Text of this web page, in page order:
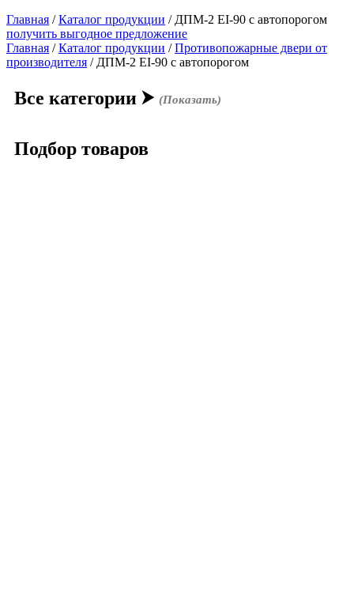
Главная /Каталог продукции / ДПМ-2 EI-90 с автопорогом
получить выгодное предложение
Главная /Каталог продукции /Противопожарные двери от
производителя / ДПМ-2 EI-90 с автопорогом
Все категории ⮞ (Показать)
Подбор товаров